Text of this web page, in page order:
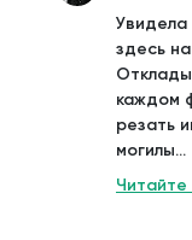
Увидела
здесь
каждом
резать
могилы...
Читайте